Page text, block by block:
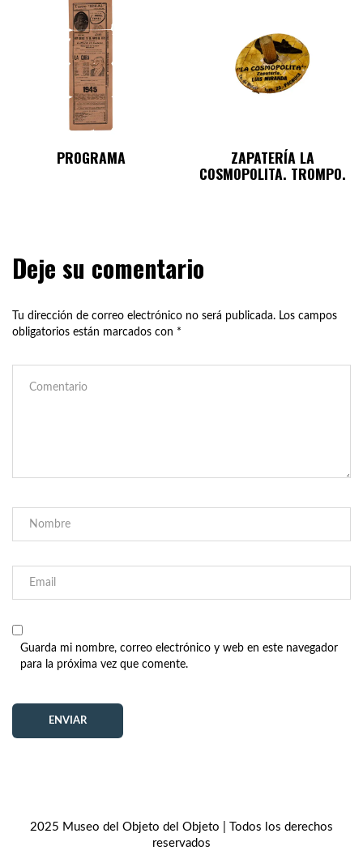
PROGRAMA ZAPATERÍA LA
COSMOPOLITA. TROMPO.
Deje su comentario
Tu dirección de correo electrónico no será publicada. Los campos
obligatorios están marcados con *
Guarda mi nombre, correo electrónico y web en este navegador
para la próxima vez que comente.
2025 Museo del Objeto del Objeto | Todos los derechos
reservados